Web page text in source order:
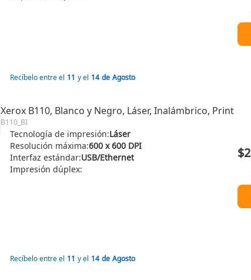
Recíbelo entre el 11 y el 14 de Agosto
Xerox B110, Blanco y Negro, Láser, Inalámbrico, Print
B110_BI
Tecnología de impresión:Láser
Resolución máxima:600 x 600 DPI
Interfaz estándar:USB/Ethernet
Impresión dúplex:
Recíbelo entre el 11 y el 14 de Agosto